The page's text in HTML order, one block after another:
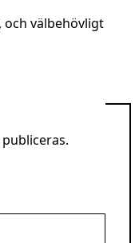
och välbehövligt